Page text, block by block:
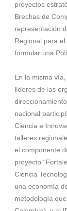
proyectos
Brechas de
representación
Regional para
formular una
En la misma
líderes de las
nacional
Ciencia e
talleres
el componente
proyecto
Ciencia
una economía
metodología